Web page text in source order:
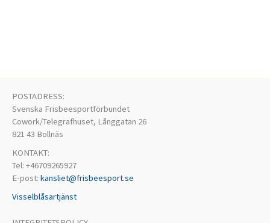
POSTADRESS:
Svenska Frisbeesportförbundet
Cowork/Telegrafhuset, Långgatan 26
821 43 Bollnäs
KONTAKT:
Tel: +46709265927
E-post: kansliet@frisbeesport.se
Visselblåsartjänst